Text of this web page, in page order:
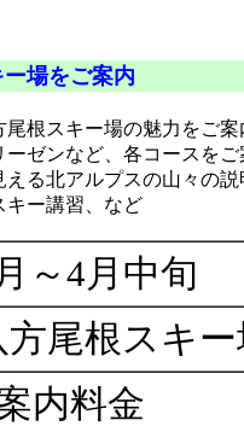
場をご案内
尾根スキー場の魅力をご
ゼンなど、各コースをご
る北アルプスの山々の
ー講習、など
～4月中旬
方尾根スキ
内料金